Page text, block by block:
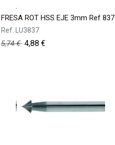
FRESA ROT HSS EJE 3mm Ref 837
Ref. LU3837
5,74€ 4,88 €